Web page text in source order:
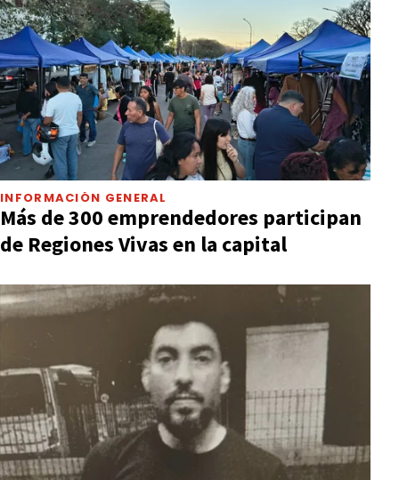
INFORMACIÓN GENERAL
Más de 300 emprendedores participan
de Regiones Vivas en la capital